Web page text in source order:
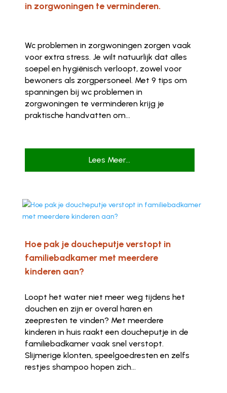
in zorgwoningen te verminderen.
Wc problemen in zorgwoningen zorgen vaak
voor extra stress. Je wilt natuurlijk dat alles
soepel en hygiënisch verloopt, zowel voor
bewoners als zorgpersoneel. Met 9 tips om
spanningen bij wc problemen in
zorgwoningen te verminderen krijg je
praktische handvatten om...
Lees Meer...
Hoe pak je doucheputje verstopt in
familiebadkamer met meerdere
kinderen aan?
Loopt het water niet meer weg tijdens het
douchen en zijn er overal haren en
zeepresten te vinden? Met meerdere
kinderen in huis raakt een doucheputje in de
familiebadkamer vaak snel verstopt.
Slijmerige klonten, speelgoedresten en zelfs
restjes shampoo hopen zich...